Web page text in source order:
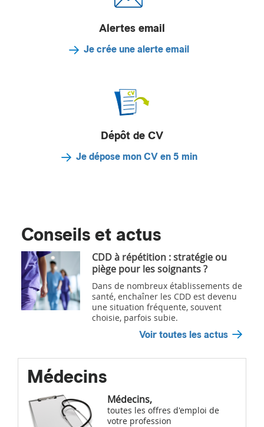
Alertes email
Je crée une alerte email
Dépôt de CV
Je dépose mon CV en 5 min
Conseils et actus
CDD à répétition : stratégie ou
piège pour les soignants ?
Dans de nombreux établissements de
santé, enchaîner les CDD est devenu
une situation fréquente, souvent
choisie, parfois subie.
Voir toutes les actus
Médecins
Médecins,
toutes les offres d'emploi de
votre profession